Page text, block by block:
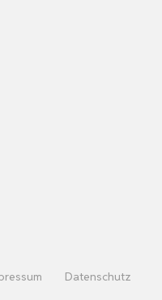
Datenschutz